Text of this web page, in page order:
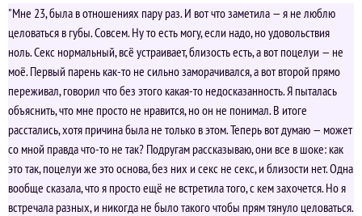
"Мне 23, была в отношениях пару раз. И вот что заметила — я не люблю
целоваться в губы. Совсем. Ну то есть могу, если надо, но удовольствия
ноль. Секс нормальный, всё устраивает, близость есть, а вот поцелуи — не
моё. Первый парень как-то не сильно заморачивался, а вот второй прямо
переживал, говорил что без этого какая-то недосказанность. Я пыталась
объяснить, что мне просто не нравится, но он не понимал. В итоге
расстались, хотя причина была не только в этом. Теперь вот думаю — может
со мной правда что-то не так? Подругам рассказываю, они все в шоке: как
это так, поцелуи же это основа, без них и секс не секс, и близости нет. Одна
вообще сказала, что я просто ещё не встретила того, с кем захочется. Но я
встречала разных, и никогда не было такого чтобы прям тянуло целоваться.